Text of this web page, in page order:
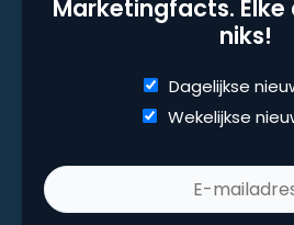
Marketingfacts. Elke
niks!
Dagelijkse
Wekelijkse
Dagelijkse
Wekelijkse